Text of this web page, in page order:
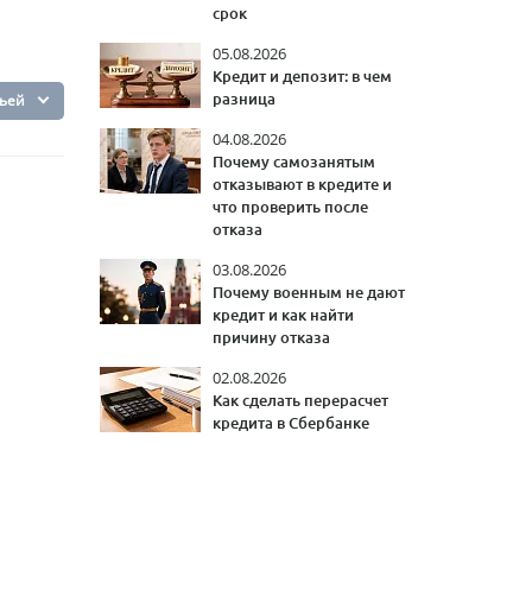
срок
05.08.2026
Кредит и депозит: в чем
разница
04.08.2026
Почему самозанятым
отказывают в кредите и
что проверить после
отказа
03.08.2026
Почему военным не дают
кредит и как найти
причину отказа
02.08.2026
Как сделать перерасчет
кредита в Сбербанке